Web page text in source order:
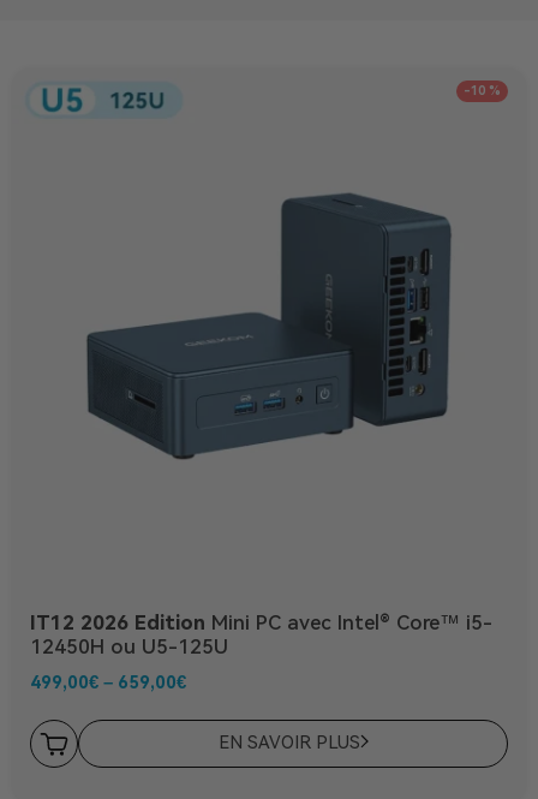
-10 %
IT12 2026 Edition Mini PC avec Intel® Core™ i5-
12450H ou U5-125U
499,00€ – 659,00€
EN SAVOIR PLUS